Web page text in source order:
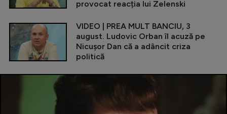
provocat reacția lui Zelenski
VIDEO | PREA MULT BANCIU, 3
august. Ludovic Orban îl acuză pe
Nicușor Dan că a adâncit criza
politică